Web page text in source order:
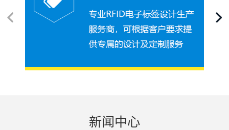
新闻中心